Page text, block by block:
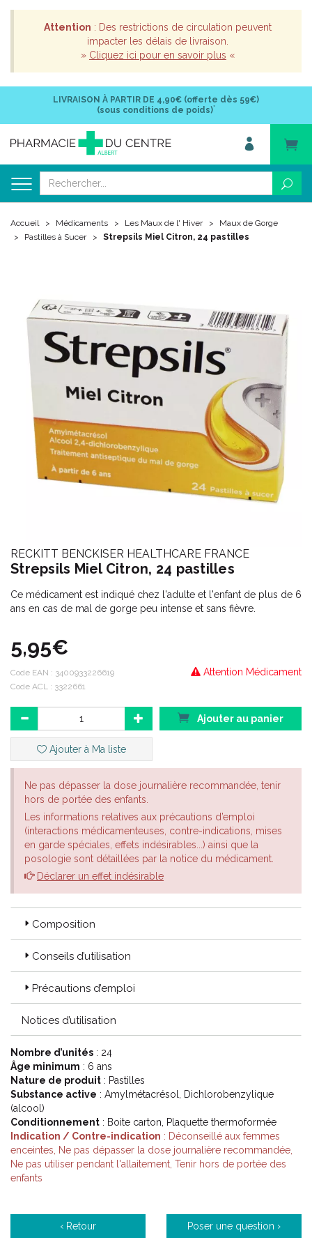
Attention : Des restrictions de circulation peuvent
impacter les délais de livraison.
» Cliquez ici pour en savoir plus «
LIVRAISON À PARTIR DE 4,90€ (offerte dès 59€)
(sous conditions de poids)*
Accueil Médicaments Les Maux de l' Hiver
Maux de Gorge
Pastilles à Sucer
Strepsils Miel Citron, 24 pastilles
RECKITT BENCKISER HEALTHCARE FRANCE
Strepsils Miel Citron, 24 pastilles
Ce médicament est indiqué chez l'adulte et l'enfant de plus de 6
ans en cas de mal de gorge peu intense et sans fièvre.
5,95€
Attention Médicament
Code EAN : 3400933226619
Code ACL : 3322661
Ajouter au panier
Ajouter à Ma liste
Ne pas dépasser la dose journalière recommandée, tenir
hors de portée des enfants.
Les informations relatives aux précautions d’emploi
(interactions médicamenteuses, contre-indications, mises
en garde spéciales, effets indésirables...) ainsi que la
posologie sont détaillées par la notice du médicament.
Déclarer un effet indésirable
Composition
Conseils d’utilisation
Précautions d’emploi
Notices d’utilisation
Nombre d’unités : 24
Âge minimum : 6 ans
Nature de produit : Pastilles
Substance active : Amylmétacrésol, Dichlorobenzylique
(alcool)
Conditionnement : Boite carton, Plaquette thermoformée
Indication / Contre-indication : Déconseillé aux femmes
enceintes, Ne pas dépasser la dose journalière recommandée,
Ne pas utiliser pendant l'allaitement, Tenir hors de portée des
enfants
‹ Retour Poser une question ›